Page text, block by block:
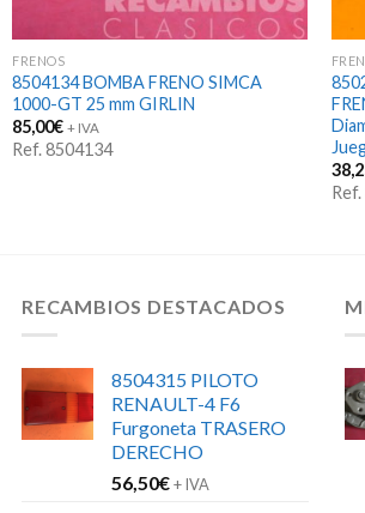
FRENOS
8504134 BOMBA FRENO SIMCA
1000-GT 25 mm GIRLIN
85,00€ + IVA
Ref. 8504134
RECAMBIOS DESTACADOS
8504315 PILOTO
RENAULT-4 F6
Furgoneta TRASERO
DERECHO
56,50€+ IVA